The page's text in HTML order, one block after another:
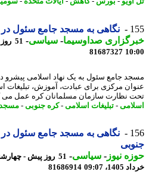
نگاهی به مسجد جامع سئول در
صداوسیما-سیاسی-
81687327
جامع سئول به یک نهاد اسلامی پیشرو در
مرکزی برای عبادت، آموزش، تبلیغات
نظارت سازمان مسلمانان کره عمل می کند.
-تبلیغات اسلامی-کره جنوبی-مسجد
نگاهی به مسجد جامع سئول در
نیوز-سیاسی-
51 روز
09:07
81686914